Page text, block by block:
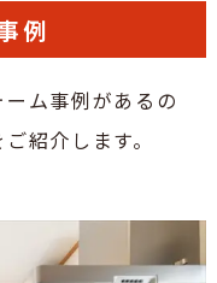
例
ム事例があるの
紹介します。